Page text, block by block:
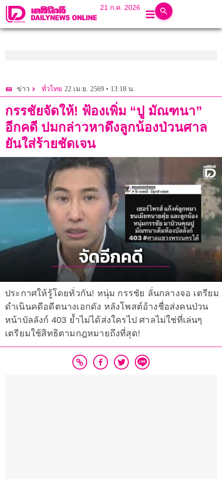
21 ก.ค. 2026
ข่าว ทั่วไทย 22 เม.ย. 2569 • 13:18 น.
กรรชัยจัดให้! ฟ้องเพิ่ม “ปู มัณฑนา”
อีกคดี ปมกล่าวหาดึงลูกน้องป่วนศาล
ยันใส่ร้ายชัดเจน
ประกาศให้รู้โดยทั่วกัน! หนุ่ม กรรชัย ลั่นกลางจอ เตรียม
ดำเนินคดีอดีตนางเอกดัง หลังโพสต์อ้างชื่อส่งคนป่วน
หน้าบัลลังก์ 403 ย้ำไม่ได้ส่งใครไป ศาลไม่ใช่ที่เล่นๆ
เตรียมใช้สิทธิตามกฎหมายถึงที่สุด!